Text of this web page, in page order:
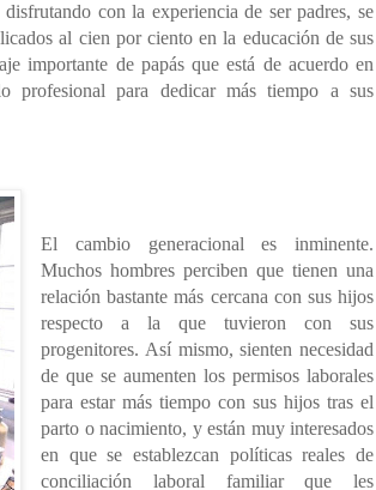
disfrutando con la experiencia de ser padres, se
al cien por ciento en la educación de sus
importante de papás que está de acuerdo en
profesional para dedicar más tiempo a sus
El cambio generacional es inminente.
Muchos hombres perciben que tienen una
relación bastante más cercana con sus hijos
respecto a la que tuvieron con sus
progenitores. Así mismo, sienten necesidad
de que se aumenten los permisos laborales
para estar más tiempo con sus hijos tras el
parto o nacimiento, y están muy interesados
en que se establezcan políticas reales de
conciliación laboral familiar que les